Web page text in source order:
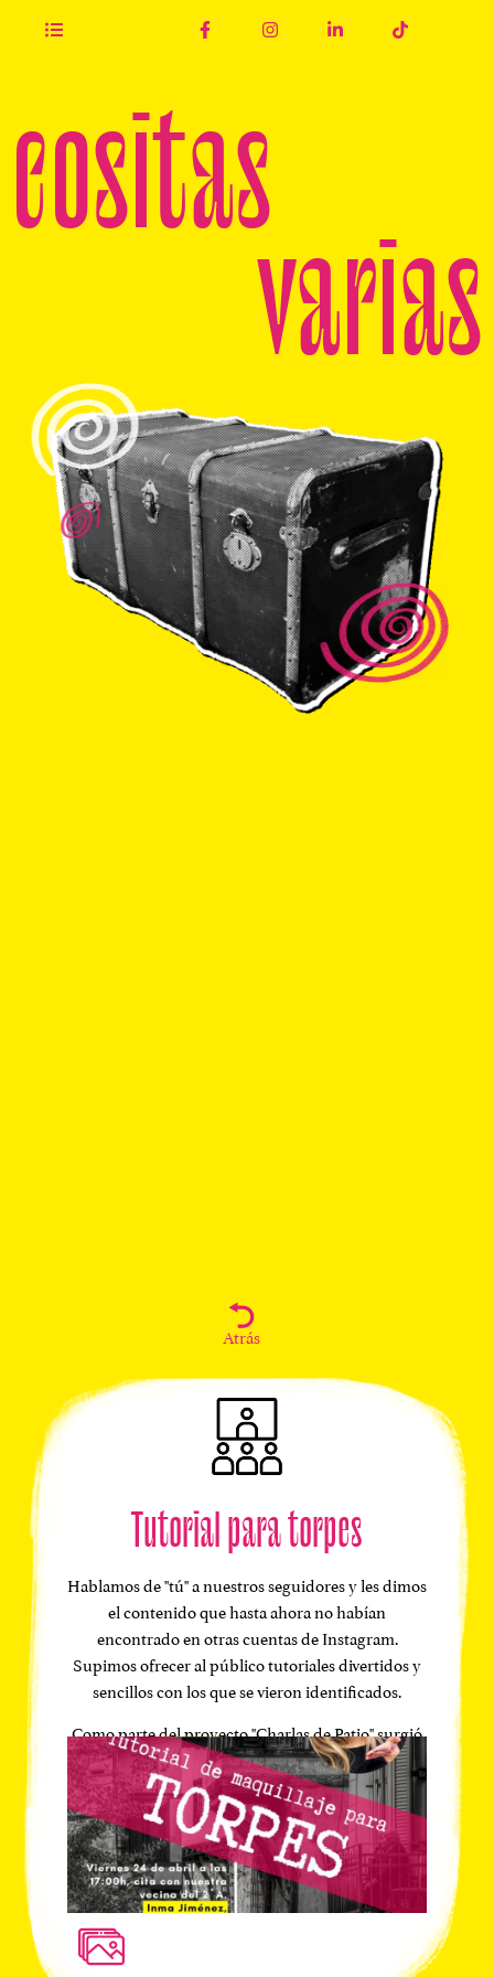
cositas
varias
Atrás
Tutorial para torpes
Hablamos de "tú" a nuestros seguidores y les dimos
el contenido que hasta ahora no habían
encontrado en otras cuentas de Instagram.
Supimos ofrecer al público tutoriales divertidos y
sencillos con los que se vieron identificados.
Como parte del proyecto "Charlas de Patio" surgió
la idea de hacer tutoriales en directo para todos los
seguidores de la cuenta de Instagram de El Baúl de
las Piqué. No son tutoriales al uso, son "Tutoriales
para Torpes", para personas reales que necesitan
los tips de los mejores profesionales del sector de la
belleza y de la moda.